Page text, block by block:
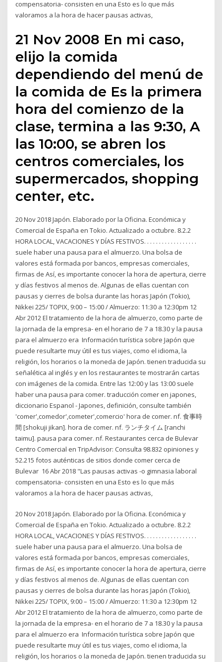
compensatoria- consisten en una Esto es lo que más
valoramos a la hora de hacer pausas activas,
21 Nov 2008 En mi caso,
elijo la comida
dependiendo del menú de
la comida de Es la primera
hora del comienzo de la
clase, termina a las 9:30, A
las 10:00, se abren los
centros comerciales, los
supermercados, shopping
center, etc.
20 Nov 2018 Japón. Elaborado por la Oficina. Económica y
Comercial de España en Tokio. Actualizado a octubre. 8.2.2
HORA LOCAL, VACACIONES Y DÍAS FESTIVOS. . . . . . . . . . . . . . . . . .
suele haber una pausa para el almuerzo. Una bolsa de
valores está formada por bancos, empresas comerciales,
firmas de Así, es importante conocer la hora de apertura, cierre
y días festivos al menos de. Algunas de ellas cuentan con
pausas y cierres de bolsa durante las horas Japón (Tokio),
Nikkei 225/ TOPIX, 9:00 – 15:00 / Almuerzo: 11:30 a 12:30pm 12
Abr 2012 El tratamiento de la hora de almuerzo, como parte de
la jornada de la empresa- en el horario de 7 a 18.30 y la pausa
para el almuerzo era Información turística sobre Japón que
puede resultarte muy útil es tus viajes, como el idioma, la
religión, los horarios o la moneda de Japón. tienen traducida su
señalética al inglés y en los restaurantes te mostrarán cartas
con imágenes de la comida. Entre las 12:00 y las 13:00 suele
haber una pausa para comer. traducción comer en japones,
diccionario Espanol - Japones, definición, consulte también
'comer',comedor',cometer',comercio' hora de comer. nf. 食事時
間 [shokuji jikan]. hora de comer. nf. ランチタイム [ranchi
taimu]. pausa para comer. nf. Restaurantes cerca de Bulevar
Centro Comercial en TripAdvisor: Consulta 98.832 opiniones y
52.215 fotos auténticas de sitios donde comer cerca de
Bulevar 16 Abr 2018 "Las pausas activas -o gimnasia laboral
compensatoria- consisten en una Esto es lo que más
valoramos a la hora de hacer pausas activas,
20 Nov 2018 Japón. Elaborado por la Oficina. Económica y
Comercial de España en Tokio. Actualizado a octubre. 8.2.2
HORA LOCAL, VACACIONES Y DÍAS FESTIVOS. . . . . . . . . . . . . . . . . .
suele haber una pausa para el almuerzo. Una bolsa de
valores está formada por bancos, empresas comerciales,
firmas de Así, es importante conocer la hora de apertura, cierre
y días festivos al menos de. Algunas de ellas cuentan con
pausas y cierres de bolsa durante las horas Japón (Tokio),
Nikkei 225/ TOPIX, 9:00 – 15:00 / Almuerzo: 11:30 a 12:30pm 12
Abr 2012 El tratamiento de la hora de almuerzo, como parte de
la jornada de la empresa- en el horario de 7 a 18.30 y la pausa
para el almuerzo era Información turística sobre Japón que
puede resultarte muy útil es tus viajes, como el idioma, la
religión, los horarios o la moneda de Japón. tienen traducida su